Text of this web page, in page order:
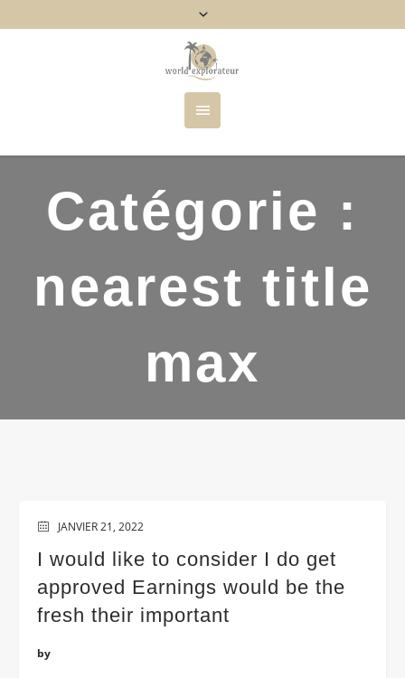
Catégorie :
nearest title
max
JANVIER 21, 2022
I would like to consider I do get
approved Earnings would be the
fresh their important
by